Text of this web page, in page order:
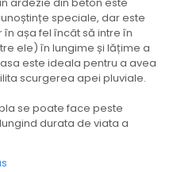
speciale, dar este
așa fel încât să intre în
ele) în lungime și lățime a
este ideala pentru a avea
scurgerea apei pluviale.
se poate face peste
durata de viata a